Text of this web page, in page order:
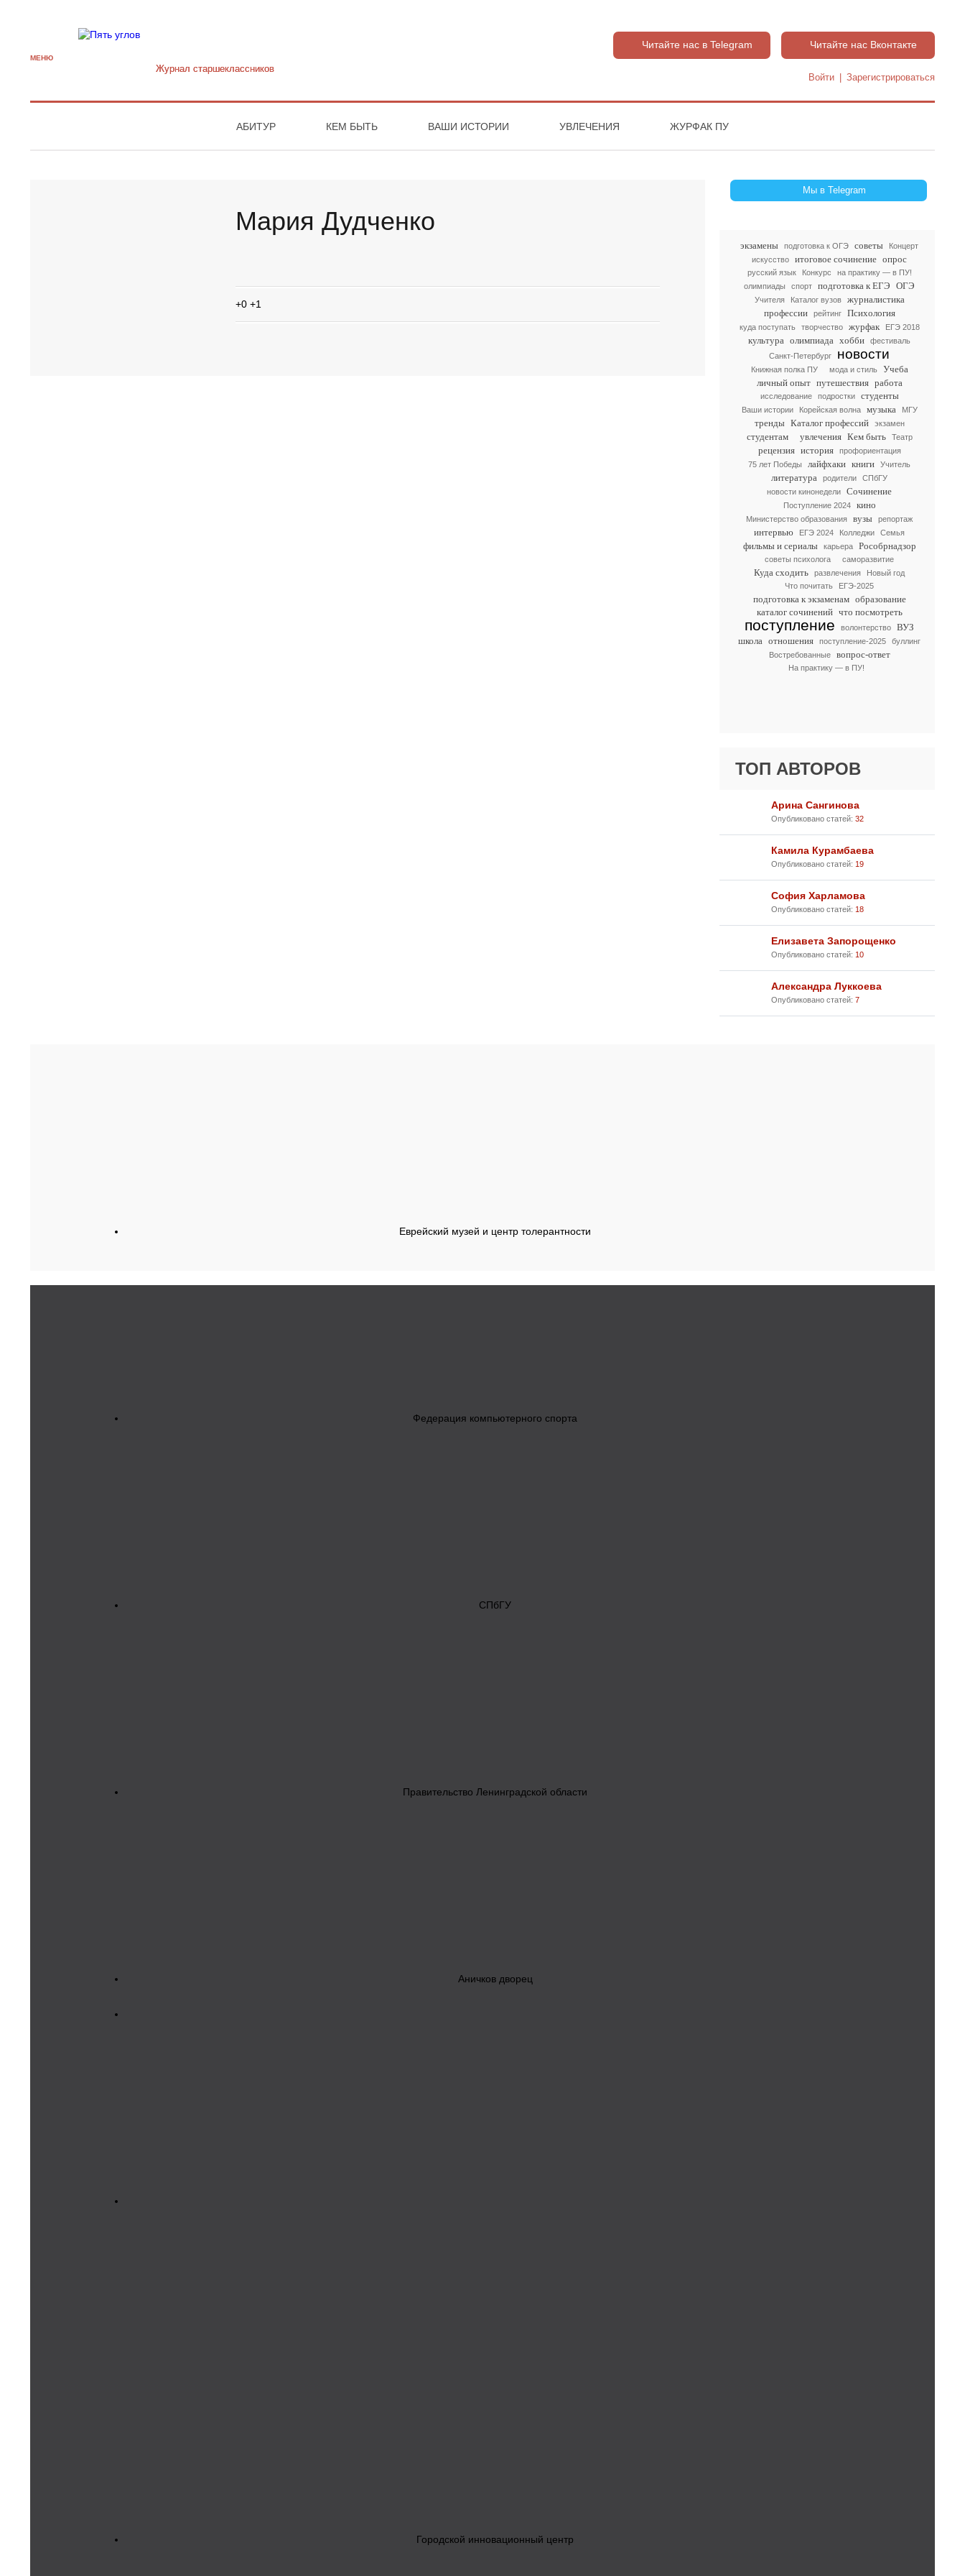
МЕНЮ
Журнал старшекласcников
Читайте нас в Telegram Читайте нас Вконтакте
Войти Зарегистрироваться
АБИТУР КЕМ БЫТЬ ВАШИ ИСТОРИИ УВЛЕЧЕНИЯ ЖУРФАК ПУ
Мы в Telegram
экзамены подготовка к ОГЭ советы
Концерт
искусство
итоговое сочинение опрос
русский язык Конкурс
на практику — в ПУ!
олимпиады
спорт подготовка к ЕГЭ ОГЭ
Учителя Каталог вузов
журналистика
профессии
рейтинг Психология
куда поступать творчество журфак ЕГЭ 2018
культура олимпиада хобби
фестиваль
Санкт-Петербург
новости
Книжная полка ПУ мода и стиль
Учеба
личный опыт путешествия работа
исследование подростки студенты
Ваши истории Корейская волна музыка МГУ
тренды Каталог профессий экзамен
студентам увлечения Кем быть Театр
рецензия история
профориентация
75 лет Победы
лайфхаки книги Учитель
литература родители
СПбГУ
новости кинонедели
Сочинение
Поступление 2024 кино
Министерство образования вузы репортаж
интервью ЕГЭ 2024 Колледжи Семья
фильмы и сериалы карьера Рособрнадзор
советы психолога саморазвитие
Куда сходить развлечения
Новый год
Что почитать
ЕГЭ-2025
подготовка к экзаменам образование
каталог сочинений что посмотреть
поступление волонтерство
ВУЗ
школа отношения поступление-2025
буллинг
Востребованные
вопрос-ответ
На практику — в ПУ!
ТОП АВТОРОВ
Арина Сангинова
Опубликовано статей: 32
Камила Курамбаева
Опубликовано статей: 19
София Харламова
Опубликовано статей: 18
Елизавета Запорощенко
Опубликовано статей: 10
Александра Луккоева
Опубликовано статей: 7
Мария Дудченко
+0 +1
Еврейский музей и центр толерантности
Федерация компьютерного спорта
СПбГУ
Правительство Ленинградской области
Аничков дворец
Городской инновационный центр